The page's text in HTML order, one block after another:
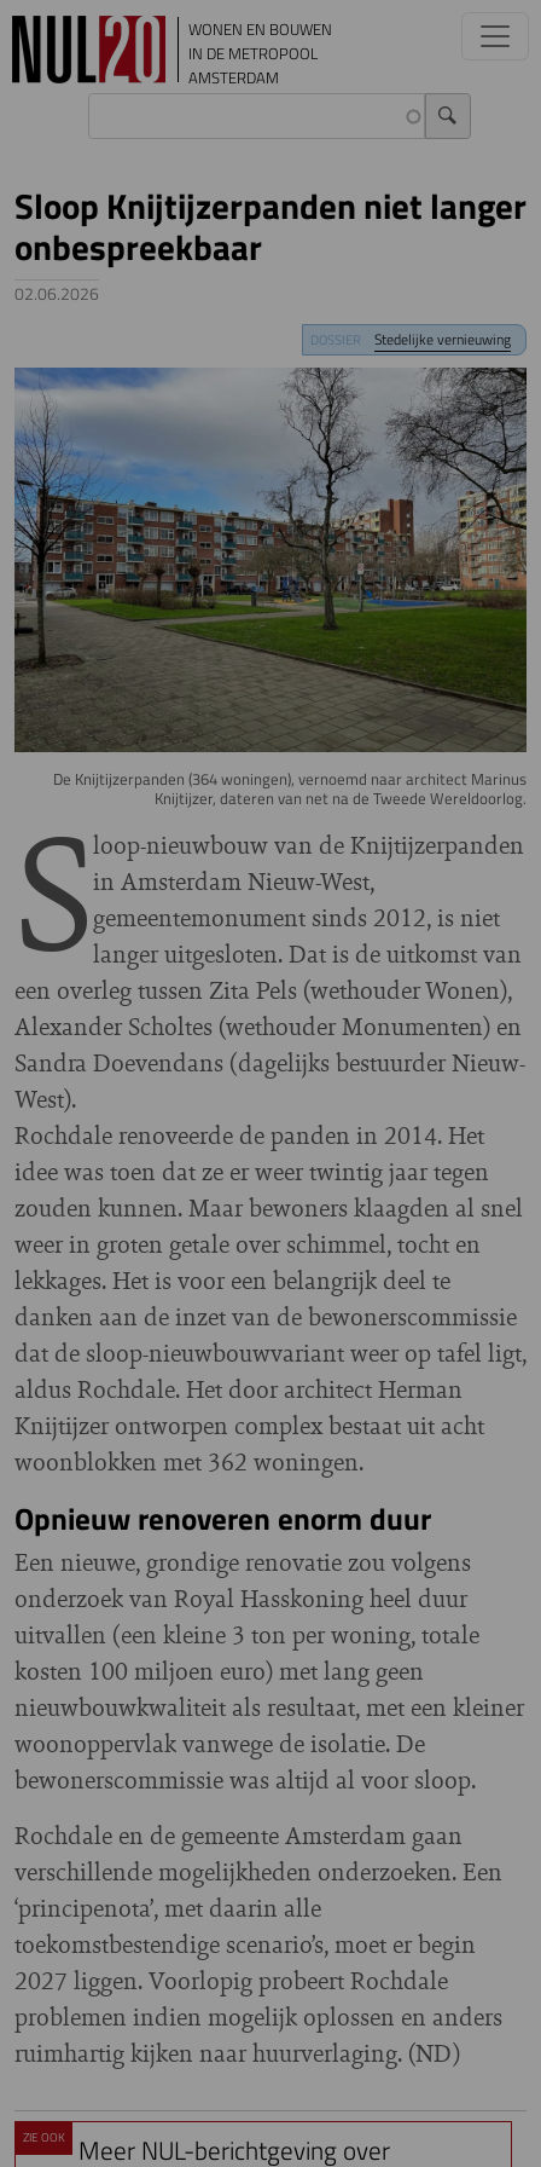
Overslaan en naar de inhoud gaan
WONEN EN BOUWEN
IN DE METROPOOL
AMSTERDAM
Sloop Knijtijzerpanden niet langer
onbespreekbaar
02.06.2026
DOSSIER Stedelijke vernieuwing
De Knijtijzerpanden (364 woningen), vernoemd naar architect Marinus
Knijtijzer, dateren van net na de Tweede Wereldoorlog.
Sloop-nieuwbouw van de Knijtijzerpanden
in Amsterdam Nieuw-West,
gemeentemonument sinds 2012, is niet
langer uitgesloten. Dat is de uitkomst van
een overleg tussen Zita Pels (wethouder Wonen),
Alexander Scholtes (wethouder Monumenten) en
Sandra Doevendans (dagelijks bestuurder Nieuw-
West).
Rochdale renoveerde de panden in 2014. Het
idee was toen dat ze er weer twintig jaar tegen
zouden kunnen. Maar bewoners klaagden al snel
weer in groten getale over schimmel, tocht en
lekkages. Het is voor een belangrijk deel te
danken aan de inzet van de bewonerscommissie
dat de sloop-nieuwbouwvariant weer op tafel ligt,
aldus Rochdale. Het door architect Herman
Knijtijzer ontworpen complex bestaat uit acht
woonblokken met 362 woningen.
Opnieuw renoveren enorm duur
Een nieuwe, grondige renovatie zou volgens
onderzoek van Royal Hasskoning heel duur
uitvallen (een kleine 3 ton per woning, totale
kosten 100 miljoen euro) met lang geen
nieuwbouwkwaliteit als resultaat, met een kleiner
woonoppervlak vanwege de isolatie. De
bewonerscommissie was altijd al voor sloop.
Rochdale en de gemeente Amsterdam gaan
verschillende mogelijkheden onderzoeken. Een
‘principenota’, met daarin alle
toekomstbestendige scenario’s, moet er begin
2027 liggen. Voorlopig probeert Rochdale
problemen indien mogelijk oplossen en anders
ruimhartig kijken naar huurverlaging. (ND)
ZIE OOK Meer NUL-berichtgeving over